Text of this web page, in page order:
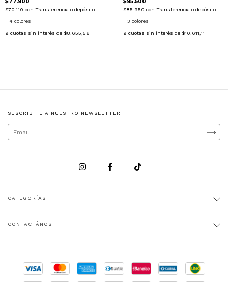
$70.110 con Transferencia o depósito
4 colores
9 cuotas sin interés de $8.655,56
$85.950 con Transferencia o depósito
3 colores
9 cuotas sin interés de $10.611,11
SUSCRIBITE A NUESTRO NEWSLETTER
CATEGORÍAS
CONTACTÁNOS